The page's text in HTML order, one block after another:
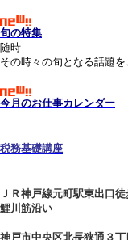
旬の特集
随時
その時々の旬となる話題
今月のお仕事カレンダー
税務基礎講座
ＪＲ神戸線元町駅東出口
鯉川筋沿い
神戸市中央区北長狭通３